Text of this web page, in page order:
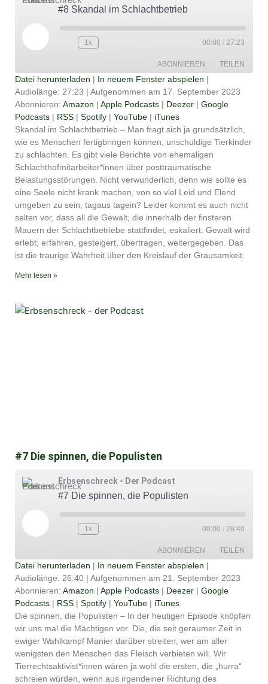
#8 Skandal im Schlachtbetrieb
1x 00:00 / 27:23
ABONNIEREN TEILEN
Amazon Apple Podcasts
Deezer Google Podcasts
RSS Spotify
YouTube iTunes
RSS FEED
TEILEN
LINK
EMBED
Datei herunterladen | In neuem Fenster abspielen |
Audiolänge: 27:23 | Aufgenommen am 17. September 2023
Abonnieren: Amazon | Apple Podcasts | Deezer | Google
Podcasts | RSS | Spotify | YouTube | iTunes
Skandal im Schlachtbetrieb – Man fragt sich ja grundsätzlich,
wie es Menschen fertigbringen können, unschuldige Tierkinder
zu schlachten. Es gibt viele Berichte von ehemaligen
Schlachthofmitarbeiter*innen über posttraumatische
Belastungsstörungen. Nicht verwunderlich, denn wie sollte es
eine Seele nicht krank machen, von so viel Leid und Elend
umgeben zu sein, tagaus tagein? Leider kommt es auch nicht
selten vor, dass all die Gewalt, die innerhalb der finsteren
Mauern der Schlachtbetriebe stattfindet, eskaliert. Gewalt wird
erlebt, erfahren, gesteigert, übertragen, weitergegeben. Das
ist die traurige Wahrheit über den Kreislauf der Grausamkeit.
Mehr lesen »
#7 Die spinnen, die Populisten
Erbsenschreck - Der Podcast
#7 Die spinnen, die Populisten
1x 00:00 / 26:40
ABONNIEREN TEILEN
Amazon Apple Podcasts
Deezer Google Podcasts
RSS Spotify
YouTube iTunes
RSS FEED
TEILEN
LINK
EMBED
Datei herunterladen | In neuem Fenster abspielen |
Audiolänge: 26:40 | Aufgenommen am 21. September 2023
Abonnieren: Amazon | Apple Podcasts | Deezer | Google
Podcasts | RSS | Spotify | YouTube | iTunes
Die spinnen, die Populisten – In der heutigen Episode knöpfen
wir uns mal die Mächtigen vor. Die, die seit geraumer Zeit in
ewiger Wahlkampf Manier darüber streiten, wer am aller
wenigsten den Menschen das Fleisch verbieten will. Wir
Tierrechtsaktivist*innen wären ja wohl die ersten, die „hurra“
schreien würden, wenn aus irgendeiner Richtung des